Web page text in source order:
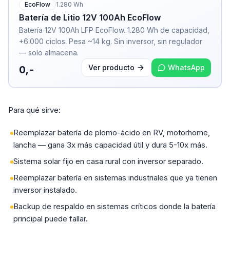
EcoFlow 1.280 Wh
Batería de Litio 12V 100Ah EcoFlow
Batería 12V 100Ah LFP EcoFlow. 1.280 Wh de capacidad,
+6.000 ciclos. Pesa ~14 kg. Sin inversor, sin regulador
— solo almacena.
0,- Ver producto WhatsApp
Para qué sirve:
Reemplazar batería de plomo-ácido en RV, motorhome,
lancha — gana 3x más capacidad útil y dura 5-10x más.
Sistema solar fijo en casa rural con inversor separado.
Reemplazar batería en sistemas industriales que ya tienen
inversor instalado.
Backup de respaldo en sistemas críticos donde la batería
principal puede fallar.